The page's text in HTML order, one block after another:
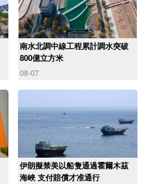
南水北調中線工程累計調水突破
800億立方米
08-07
伊朗擬禁美以船隻通過霍爾木茲
海峽 支付賠償才准通行